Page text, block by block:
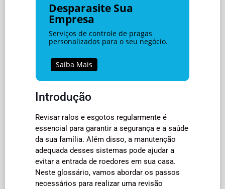
Desparasite Sua
Empresa
Serviços de controle de pragas
personalizados para o seu negócio.
Saiba Mais
Introdução
Revisar ralos e esgotos regularmente é
essencial para garantir a segurança e a saúde
da sua família. Além disso, a manutenção
adequada desses sistemas pode ajudar a
evitar a entrada de roedores em sua casa.
Neste glossário, vamos abordar os passos
necessários para realizar uma revisão